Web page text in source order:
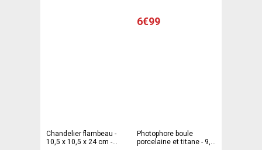
6€99
Chandelier flambeau -
10,5 x 10,5 x 24 cm -
Photophore boule
porcelaine et titane - 9,5